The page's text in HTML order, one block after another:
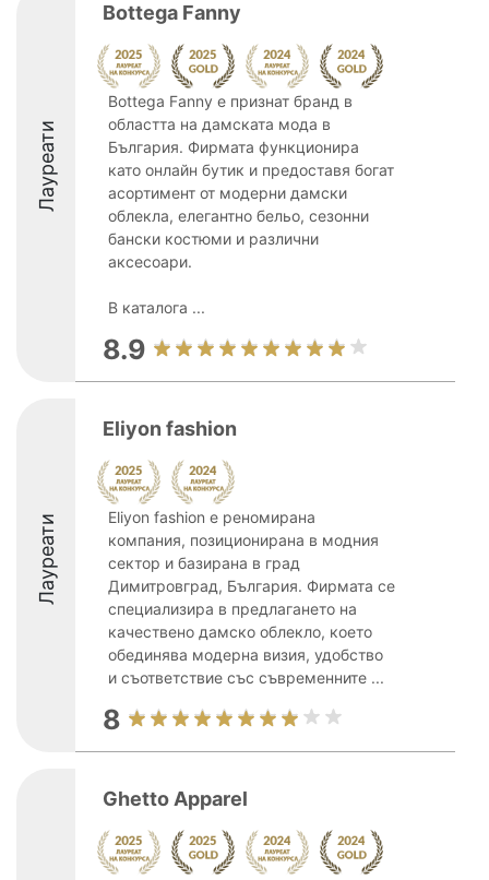
Лауреати
Bottega Fanny
Bottega Fanny е признат бранд в
областта на дамската мода в
България. Фирмата функционира
като онлайн бутик и предоставя богат
асортимент от модерни дамски
облекла, елегантно бельо, сезонни
бански костюми и различни
аксесоари.
В каталога ...
8.9
Лауреати
Eliyon fashion
Eliyon fashion е реномирана
компания, позиционирана в модния
сектор и базирана в град
Димитровград, България. Фирмата се
специализира в предлагането на
качествено дамско облекло, което
обединява модерна визия, удобство
и съответствие със съвременните ...
8
Ghetto Apparel